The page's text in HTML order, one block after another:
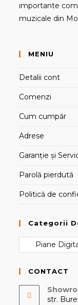
importante
muzicale din
MENIU
Detalii cont
Comenzi
Cum cumpăr
Adrese
Garanție și
Parolă pierdută
Politică de
Categorii
CONTACT
str.